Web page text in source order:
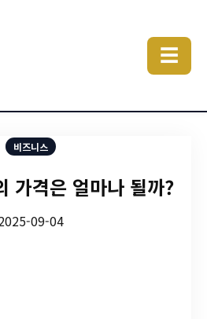
☰
비즈니스
가격은 얼마나 될까?
09-04